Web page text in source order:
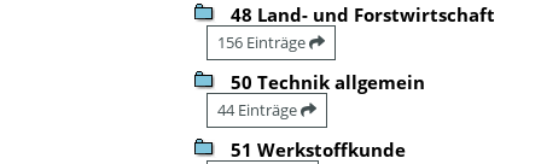
48 Land- und Forstwirtschaft
156 Einträge
50 Technik allgemein
44 Einträge
51 Werkstoffkunde